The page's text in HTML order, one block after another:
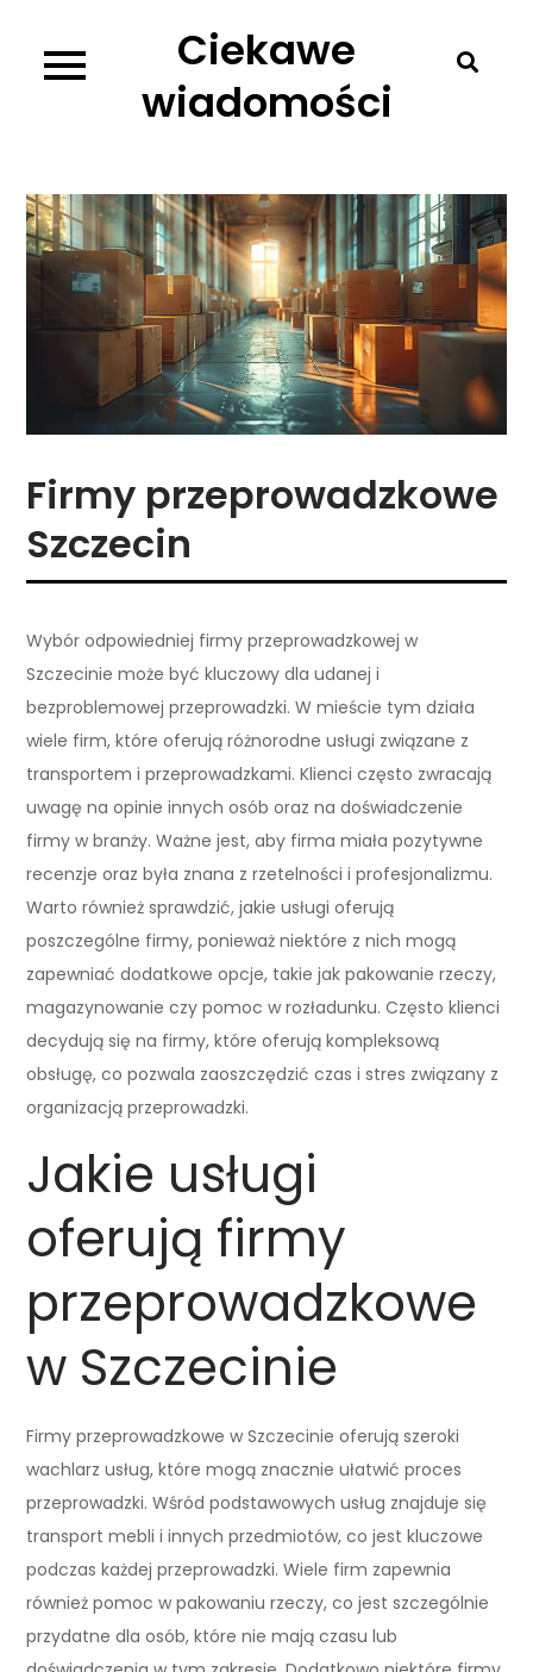
content
Ciekawe
wiadomości
Firmy przeprowadzkowe
Szczecin
Wybór odpowiedniej firmy przeprowadzkowej w
Szczecinie może być kluczowy dla udanej i
bezproblemowej przeprowadzki. W mieście tym działa
wiele firm, które oferują różnorodne usługi związane z
transportem i przeprowadzkami. Klienci często zwracają
uwagę na opinie innych osób oraz na doświadczenie
firmy w branży. Ważne jest, aby firma miała pozytywne
recenzje oraz była znana z rzetelności i profesjonalizmu.
Warto również sprawdzić, jakie usługi oferują
poszczególne firmy, ponieważ niektóre z nich mogą
zapewniać dodatkowe opcje, takie jak pakowanie rzeczy,
magazynowanie czy pomoc w rozładunku. Często klienci
decydują się na firmy, które oferują kompleksową
obsługę, co pozwala zaoszczędzić czas i stres związany z
organizacją przeprowadzki.
Jakie usługi
oferują firmy
przeprowadzkowe
w Szczecinie
Firmy przeprowadzkowe w Szczecinie oferują szeroki
wachlarz usług, które mogą znacznie ułatwić proces
przeprowadzki. Wśród podstawowych usług znajduje się
transport mebli i innych przedmiotów, co jest kluczowe
podczas każdej przeprowadzki. Wiele firm zapewnia
również pomoc w pakowaniu rzeczy, co jest szczególnie
przydatne dla osób, które nie mają czasu lub